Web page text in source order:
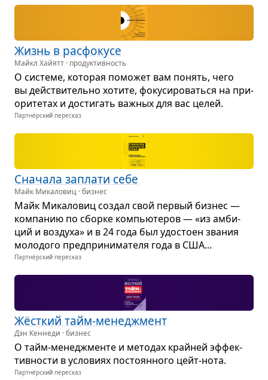
Жизнь в рас­фо­кусе
Майкл Хайятт · продуктивность
О системе, кото­рая помо­жет вам понять, чего
вы действи­тельно хотите, фоку­си­ро­ваться на при­
о­ри­те­тах и дости­гать важ­ных для вас целей.
Партнёрский пересказ
Сна­чала заплати себе
Майк Микаловиц · бизнес
Майк Мика­ло­виц создал свой пер­вый биз­нес —
ком­па­нию по сборке ком­пью­те­ров — «из амби­
ций и воз­духа» и в 24 года был удо­стоен зва­ния
моло­дого пред­при­ни­ма­теля года в США...
Партнёрский пересказ
Жёст­кий тайм-мене­джмент
Дэн Кеннеди · бизнес
О тайм-мене­джменте и мето­дах крайней эффек­
тив­но­сти в усло­виях посто­ян­ного цейт-нота.
Партнёрский пересказ